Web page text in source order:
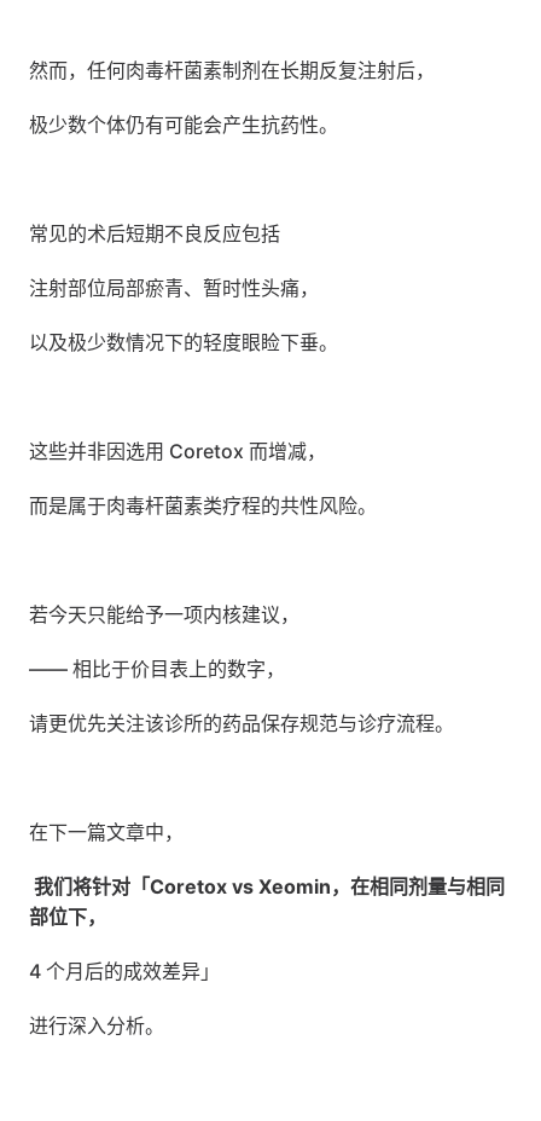
然而，任何肉毒杆菌素制剂在长期反复注射后，
极少数个体仍有可能会产生抗药性。
常见的术后短期不良反应包括
注射部位局部瘀青、暂时性头痛，
以及极少数情况下的轻度眼睑下垂。
这些并非因选用 Coretox 而增减，
而是属于肉毒杆菌素类疗程的共性风险。
若今天只能给予一项内核建议，
—— 相比于价目表上的数字，
请更优先关注该诊所的药品保存规范与诊疗流程。
在下一篇文章中，
我们将针对「Coretox vs Xeomin，在相同剂量与相同
部位下，
4 个月后的成效差异」
进行深入分析。